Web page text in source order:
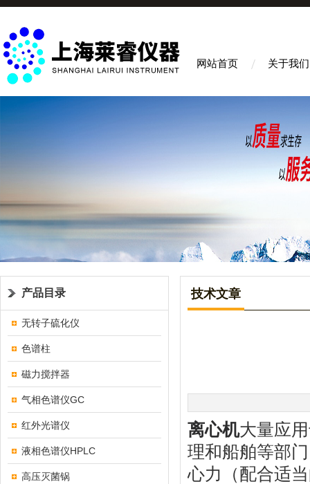
网站首页 关于我们
产品目录
无转子硫化仪
色谱柱
磁力搅拌器
气相色谱仪GC
红外光谱仪
液相色谱仪HPLC
高压灭菌锅
技术文章
离心机大量应
理和船舶等部
心力（配合适